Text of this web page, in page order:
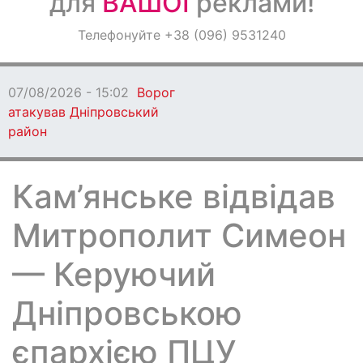
ОголошенняТелефонуйте +38 (096) 9531240
07/08/2026 - 15:02 Ворог
атакував Дніпровський
район
Кам’янське відвідав
Митрополит Симеон
— Керуючий
Дніпровською
єпархією ПЦУ